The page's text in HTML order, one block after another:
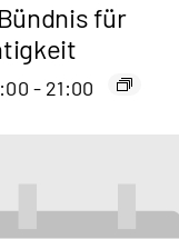
für
- 21:00